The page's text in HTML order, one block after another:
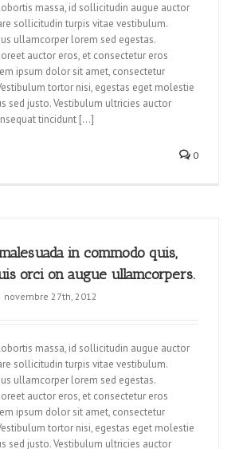
massa, id sollicitudin augue auctor
sollicitudin turpis vitae vestibulum.
ullamcorper lorem sed egestas.
auctor eros, et consectetur eros
ipsum dolor sit amet, consectetur
tortor nisi, egestas eget molestie
sed justo. Vestibulum ultricies auctor
tincidunt […]
0
in commodo quis,
orci on augue ullamcorpers.
novembre 27th, 2012
massa, id sollicitudin augue auctor
sollicitudin turpis vitae vestibulum.
ullamcorper lorem sed egestas.
auctor eros, et consectetur eros
ipsum dolor sit amet, consectetur
tortor nisi, egestas eget molestie
sed justo. Vestibulum ultricies auctor